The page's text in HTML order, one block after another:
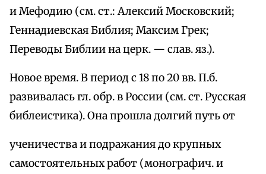
и Мефодию (см. ст.: Алексий Московский;
Геннадиевская Библия; Максим Грек;
Переводы Библии на церк. — слав. яз.).
Новое время. В период с 18 по 20 вв. П.б.
развивалась гл. обр. в России (см. ст. Русская
библеистика). Она прошла долгий путь от
ученичества и подражания до крупных
самостоятельных работ (монографич. и